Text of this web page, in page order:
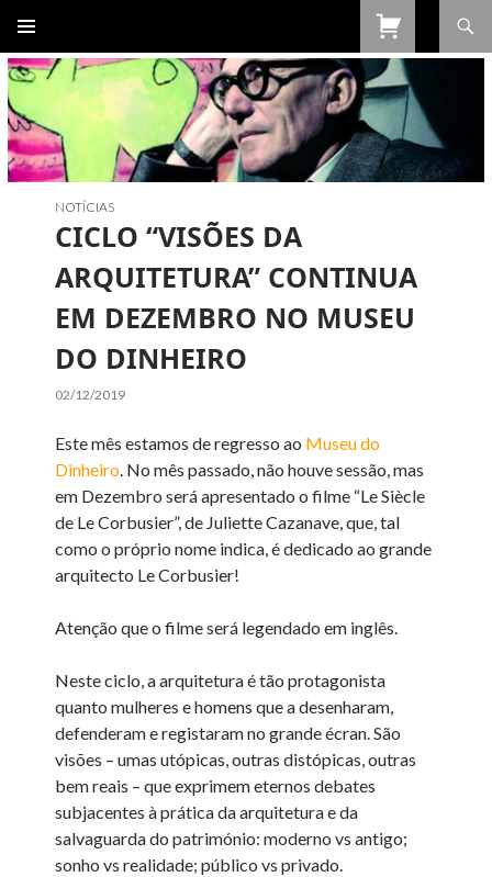
PARA
O
CONTEÚDO
NOTÍCIAS
CICLO “VISÕES DA
ARQUITETURA” CONTINUA
EM DEZEMBRO NO MUSEU
DO DINHEIRO
02/12/2019
Este mês estamos de regresso ao Museu do
Dinheiro. No mês passado, não houve sessão, mas
em Dezembro será apresentado o filme “Le Siècle
de Le Corbusier”, de Juliette Cazanave, que, tal
como o próprio nome indica, é dedicado ao grande
arquitecto Le Corbusier!
Atenção que o filme será legendado em inglês.
Neste ciclo, a arquitetura é tão protagonista
quanto mulheres e homens que a desenharam,
defenderam e registaram no grande écran. São
visões – umas utópicas, outras distópicas, outras
bem reais – que exprimem eternos debates
subjacentes à prática da arquitetura e da
salvaguarda do património: moderno vs antigo;
sonho vs realidade; público vs privado.